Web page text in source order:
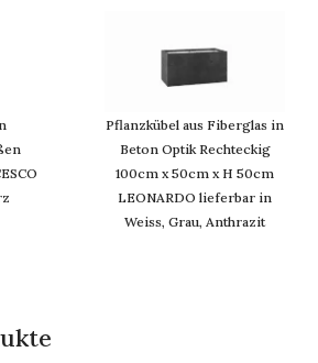
Pflanzkübel aus Fiberglas in
Beton Optik Rechteckig
100cm x 50cm x H 50cm
LEONARDO lieferbar in
Weiss, Grau, Anthrazit